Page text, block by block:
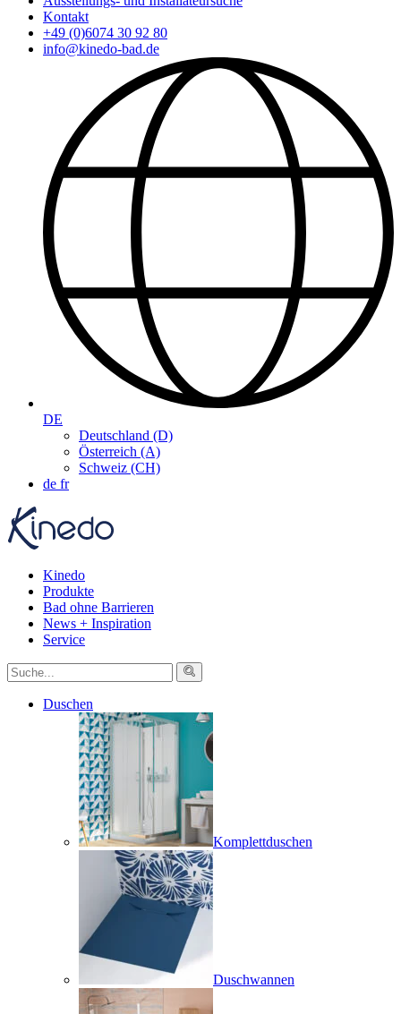
Kontakt
+49 (0)6074 30 92 80
info@kinedo-bad.de
DE
Deutschland (D)
Österreich (A)
Schweiz (CH)
de fr
Kinedo
Produkte
Bad ohne Barrieren
News + Inspiration
Service
Duschen
Komplettduschen
Duschwannen